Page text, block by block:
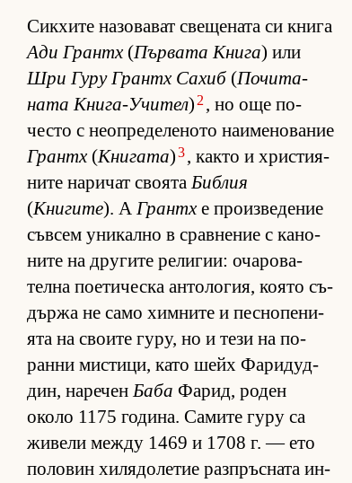
Сик­хите на­зо­ва­ват све­ще­ната си книга
Ади Грантх (Пър­вата Книга) или
Шри Гуру Грантх Са­хиб (По­чи­та­
ната Кни­га-У­чи­тел) 2 , но още по-
често с не­оп­ре­де­ле­ното на­и­ме­но­ва­ние
Грантх (Книгата)3, както и хрис­ти­я­
ните на­ри­чат сво­ятаБиблия
(Книгите). А Грантх е про­из­ве­де­ние
съв­сем уни­кално в срав­не­ние с ка­но­
ните на дру­гите ре­ли­гии: оча­ро­ва­
телна по­е­ти­ческа ан­то­ло­гия, ко­ято съ­
държа не само хим­ните и пес­но­пе­ни­
ята на сво­ите гу­ру, но и тези на по-
ранни мис­ти­ци, като шейх Фа­ри­дуд­
дин, на­ре­ченБаба Фа­рид, ро­ден
около 1175 го­ди­на. Са­мите гуру са
жи­вели между 1469 и 1708 г. — ето
по­ло­вин хи­ля­до­ле­тие раз­п­ръс­ната ин­